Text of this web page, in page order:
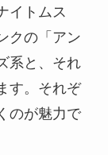
イトムス
クの「アン
系と、それ
す。それぞ
のが魅力で